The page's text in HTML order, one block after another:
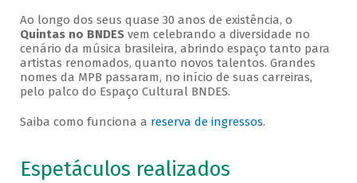
Ao longo dos seus quase 30 anos de existência, o
Quintas no BNDESvem celebrando a diversidade no
cenário da música brasileira, abrindo espaço tanto para
artistas renomados, quanto novos talentos. Grandes
nomes da MPB passaram, no início de suas carreiras,
pelo palco do Espaço Cultural BNDES.
Saiba como funciona a reserva de ingressos.
Espetáculos realizados